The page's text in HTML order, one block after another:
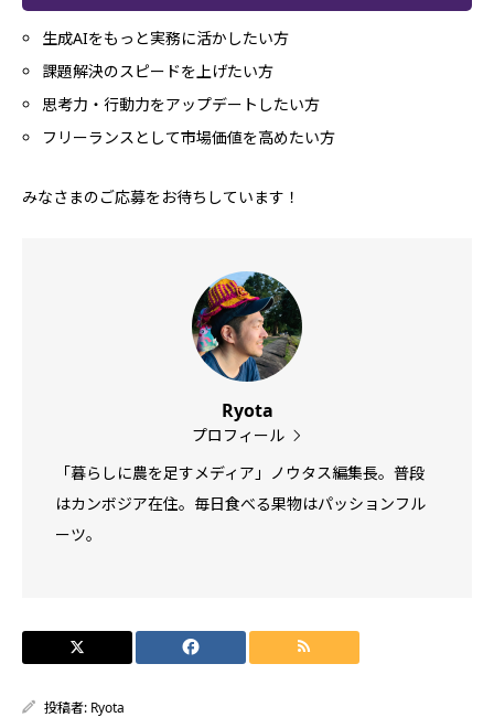
生成AIをもっと実務に活かしたい方
課題解決のスピードを上げたい方
思考力・行動力をアップデートしたい方
フリーランスとして市場価値を高めたい方
みなさまのご応募をお待ちしています！
Ryota
プロフィール
「暮らしに農を足すメディア」ノウタス編集長。普段
はカンボジア在住。毎日食べる果物はパッションフル
ーツ。
投稿者: Ryota